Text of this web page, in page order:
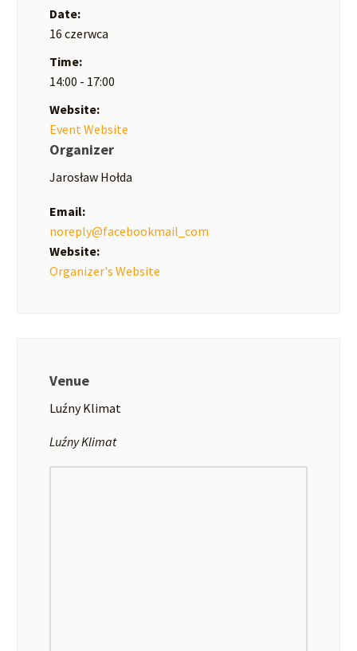
Date:
16 czerwca
Time:
14:00 - 17:00
Website:
Event Website
Organizer
Jarosław Hołda
Email:
noreply@facebookmail_com
Website:
Organizer's Website
Venue
Luźny Klimat
Luźny Klimat